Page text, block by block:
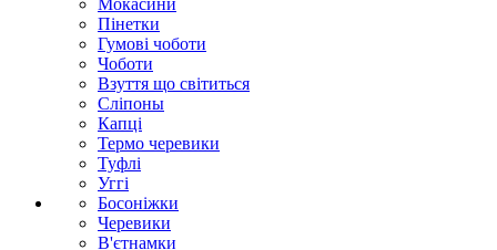
Мокасини
Пінетки
Гумові чоботи
Чоботи
Взуття що світиться
Сліпоны
Капці
Термо черевики
Туфлі
Уггі
Босоніжки
Черевики
В'єтнамки